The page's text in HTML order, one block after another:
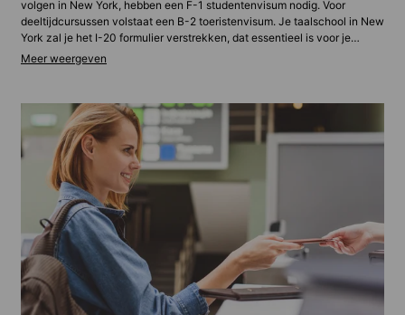
volgen in New York, hebben een F-1 studentenvisum nodig. Voor
deeltijdcursussen volstaat een B-2 toeristenvisum. Je taalschool in New
York zal je het I-20 formulier verstrekken, dat essentieel is voor je
visuminterview bij de Amerikaanse ambassade. Ook moet je bewijzen
terwijl aanvragen uit andere landen rekening moeten houden met een
langere wachttijd. Neem in geval van vragen gerust contact met ons op.
Onze experts helpen je graag verder.